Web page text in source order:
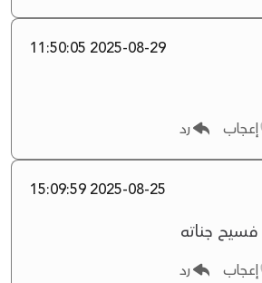
2025-08-29 11:50:05
إعجاب رد
2025-08-25 15:09:59
فسيح جناته
إعجاب رد